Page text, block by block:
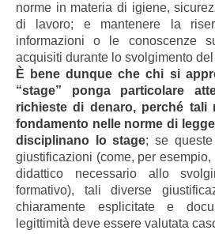
norme in materia di igiene,
di lavoro; e mantenere la
informazioni o le conoscenze
acquisiti durante lo svolgimento
È bene dunque che chi si
“stage” ponga particolare
richieste di denaro, perché tali
fondamento nelle norme di
disciplinano lo stage; se
giustificazioni (come, per esempio,
didattico necessario allo
formativo), tali diverse
chiaramente esplicitate e
legittimità deve essere valutata